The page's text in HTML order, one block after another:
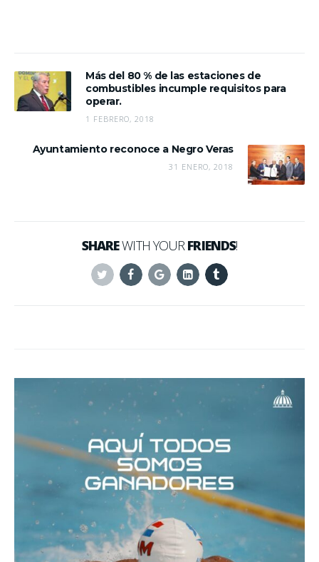
Más del 80 % de las estaciones de
combustibles incumple requisitos para
operar.
1 FEBRERO, 2018
Ayuntamiento reconoce a Negro Veras
31 ENERO, 2018
SHAREWITH YOUR FRIENDS!